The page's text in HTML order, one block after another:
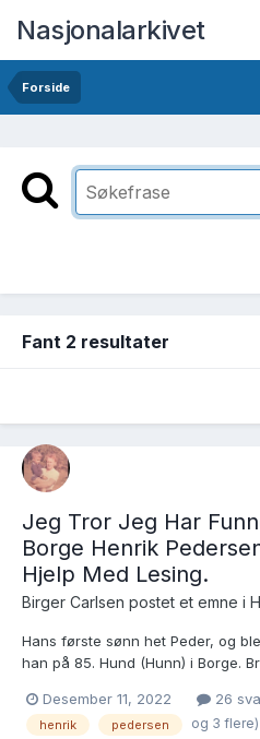
Nasjonalarkivet
Forside
Fant 2 resultater
Jeg Tror Jeg Har
Borge Henrik
Hjelp Med Lesing.
Birger Carlsen postet et emne i
Hans første sønn het Peder, og
han på 85. Hund (Hunn) i Borge.
vil ha hjelp med er nederst på
Henrich Klokker og Inger Ette...
Desember 11, 2022 26
henrik pedersen og 3 flere)